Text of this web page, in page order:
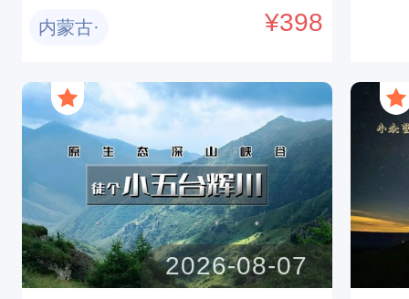
卡太仆寺旗牛奶湖-草原
蹦迪-蒙古服
内蒙古· ¥398
2026-08-07